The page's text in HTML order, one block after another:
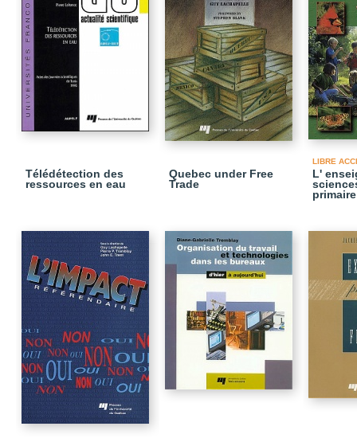
Télédétection des
ressources en eau
Quebec under Free
Trade
LIBRE
L'
primaire